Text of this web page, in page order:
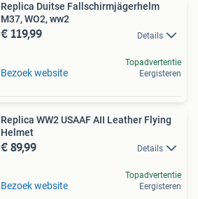
Replica Duitse Fallschirmjägerhelm
M37, WO2, ww2
€ 119,99 Details
Bezoek website
Topadvertentie
Eergisteren
Replica WW2 USAAF AII Leather Flying
Helmet
€ 89,99 Details
Bezoek website
Topadvertentie
Eergisteren